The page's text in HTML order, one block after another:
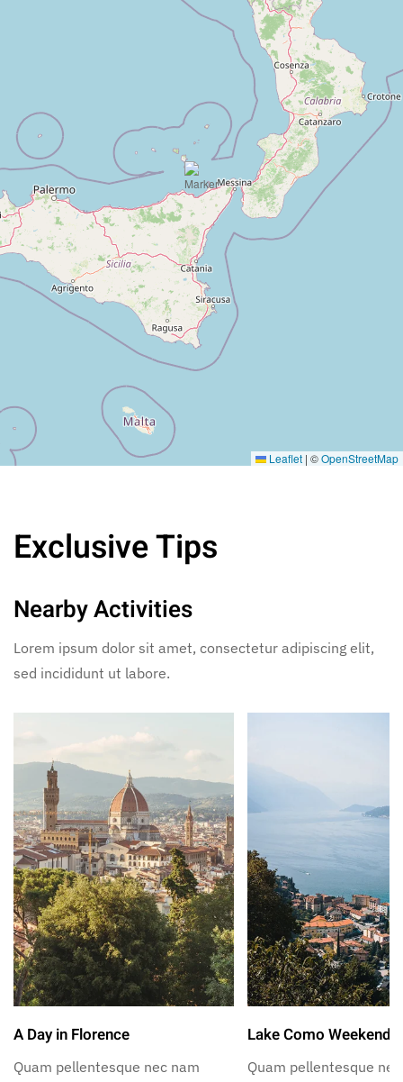
Leaflet | ©OpenStreetMap
Exclusive Tips
Nearby Activities
Lorem ipsum dolor sit amet, consectetur adipiscing elit,
sed incididunt ut labore.
A Day in Florence
Quam pellentesque nec nam
Lake Como Weekend
Quam pellentesque